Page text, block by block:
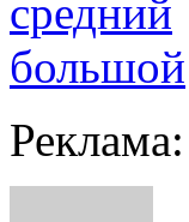
средний
большой
Реклама: